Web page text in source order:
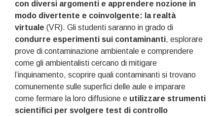
con diversi argomenti e apprendere nozione in
modo divertente e coinvolgente: la realtà
virtuale (VR). Gli studenti saranno in grado di
condurre esperimenti sui contaminanti, esplorare
prove di contaminazione ambientale e comprendere
come gli ambientalisti cercano di mitigare
l’inquinamento, scoprire quali contaminanti si trovano
comunemente sulle superfici delle aule e imparare
come fermare la loro diffusione e utilizzare strumenti
scientifici per svolgere test di controllo